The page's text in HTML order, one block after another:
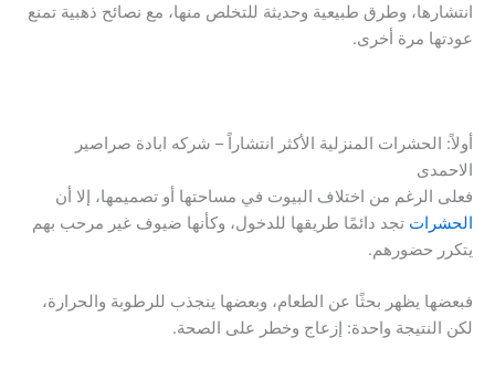
انتشارها، وطرق طبيعية وحديثة للتخلص منها، مع نصائح ذهبية تمنع
عودتها مرة أخرى.
أولاً: الحشرات المنزلية الأكثر انتشاراً – شركه ابادة صراصير
الاحمدى
فعلى الرغم من اختلاف البيوت في مساحتها أو تصميمها، إلا أن
الحشرات تجد دائمًا طريقها للدخول، وكأنها ضيوف غير مرحب بهم
يتكرر حضورهم.
فبعضها يظهر بحثًا عن الطعام، وبعضها ينجذب للرطوبة والحرارة،
لكن النتيجة واحدة: إزعاج وخطر على الصحة.